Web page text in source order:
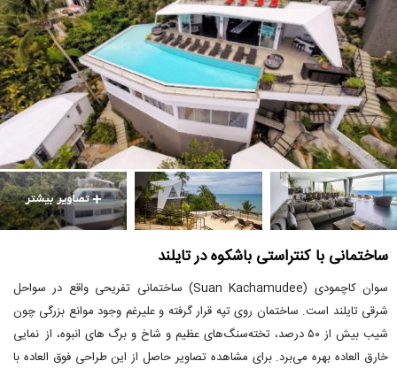
ساختمانی با کنتراستی باشکوه در تایلند
سوان کاچمودی (Suan Kachamudee) ساختمانی تفریحی واقع در سواحل
شرقی تایلند است. ساختمان روی تپه قرار گرفته و علیرغم وجود موانع بزرگی چون
شیب بیش از ۵۰ درصد، تخته‌سنگ‌های عظیم و شاخ و برگ های انبوه، از نمایی
خارق العاده بهره می‌برد. برای مشاهده تصاویر حاصل از این طراحی فوق العاده با